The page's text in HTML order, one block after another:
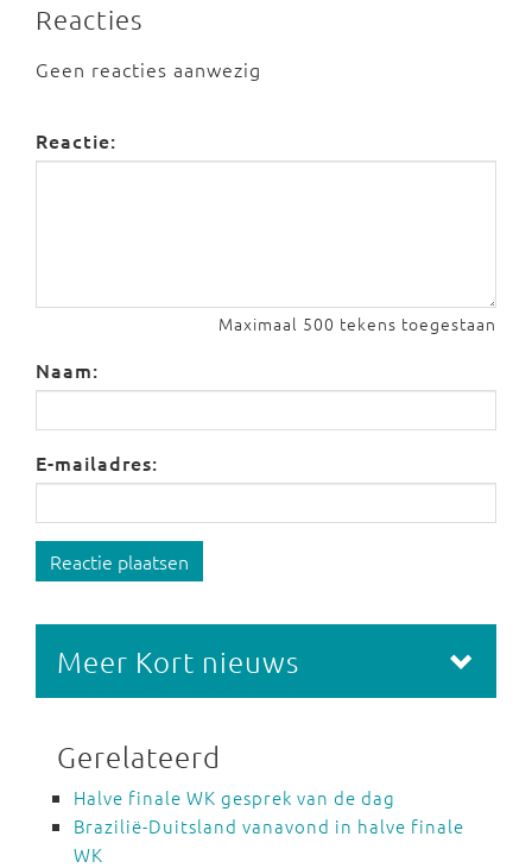
Reacties
Geen reacties aanwezig
Reactie:
Maximaal 500 tekens toegestaan
Naam:
E-mailadres:
Reactie plaatsen
Meer Kort nieuws
Gerelateerd
Halve finale WK gesprek van de dag
Brazilië-Duitsland vanavond in halve finale
WK